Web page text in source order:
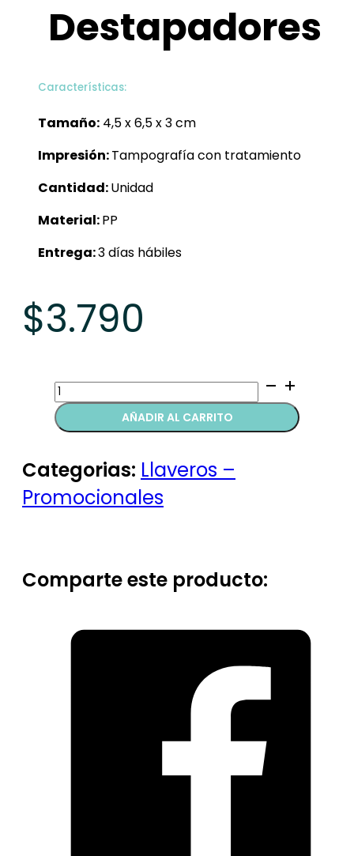
Destapadores
Características:
Tamaño: 4,5 x 6,5 x 3 cm
Impresión:Tampografía con tratamiento
Cantidad:Unidad
Material:PP
Entrega:3 días hábiles
$3.790
Llaveros
destapadores
quantity
AÑADIR AL CARRITO
Categorias: Llaveros –
Promocionales
Comparte este producto: